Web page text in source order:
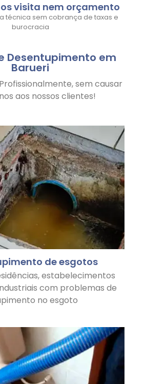
visita nem orçamento
técnica sem cobrança de taxas e
burocracia
Desentupimento em
Barueri
sem causar
aos nossos clientes!
de esgotos
estabelecimentos
com problemas de
no esgoto